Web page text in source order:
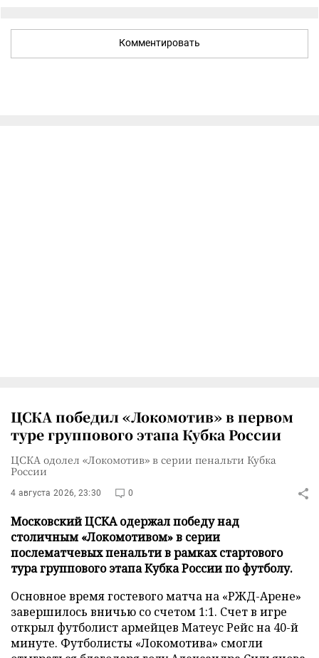
Комментировать
ЦСКА победил «Локомотив» в первом
туре группового этапа Кубка России
ЦСКА одолел «Локомотив» в серии пенальти Кубка
России
4 августа 2026, 23:30 0
Московский ЦСКА одержал победу над
столичным «Локомотивом» в серии
послематчевых пенальти в рамках стартового
тура группового этапа Кубка России по футболу.
Основное время гостевого матча на «РЖД-Арене»
завершилось вничью со счетом 1:1. Счет в игре
открыл футболист армейцев Матеус Рейс на 40-й
минуте. Футболисты «Локомотива» смогли